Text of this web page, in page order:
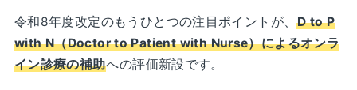
令和8年度改定のもうひとつの注目ポイントが、D to P
with N（Doctor to Patient with Nurse）によるオンラ
イン診療の補助への評価新設です。